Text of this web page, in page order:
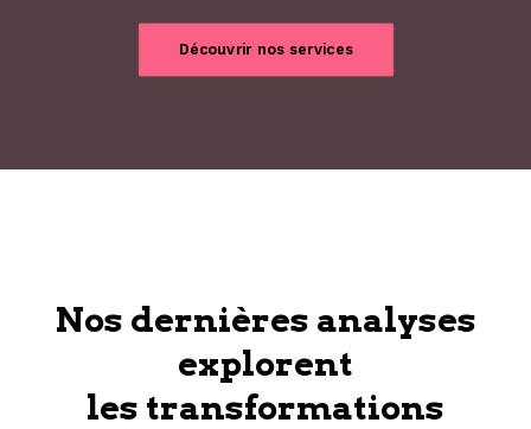
Découvrir nos services
Nos dernières analyses
explorent
les transformations